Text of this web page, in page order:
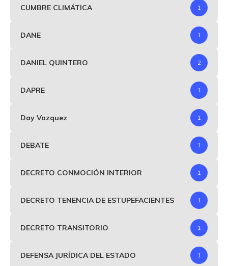
CUMBRE CLIMÁTICA 1
DANE 1
DANIEL QUINTERO 2
DAPRE 1
Day Vazquez 1
DEBATE 1
DECRETO CONMOCIÓN INTERIOR 1
DECRETO TENENCIA DE ESTUPEFACIENTES 1
DECRETO TRANSITORIO 1
DEFENSA JURÍDICA DEL ESTADO 1